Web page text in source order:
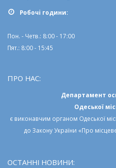
Робочi години:
Пон. - Четв.: 8:00 - 17:00
Пят.: 8:00 - 15:45
ПРО НАС:
Департамент
Одеської
є виконавчим органом Одеської
до Закону України «Про
ОСТАННІ НОВИНИ: